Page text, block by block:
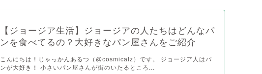
【ジョージア生活】ジョージアの人たちはどんなパ
ンを食べてるの？大好きなパン屋さんをご紹介
こんにちは！じゃっかんあるつ（@cosmicalz）です。 ジョージア人はパ
ンが大好き！ 小さいパン屋さんが街のいたるところ...